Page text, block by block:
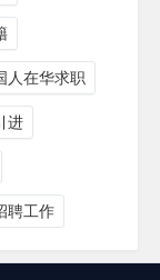
人在华求职
进
聘工作